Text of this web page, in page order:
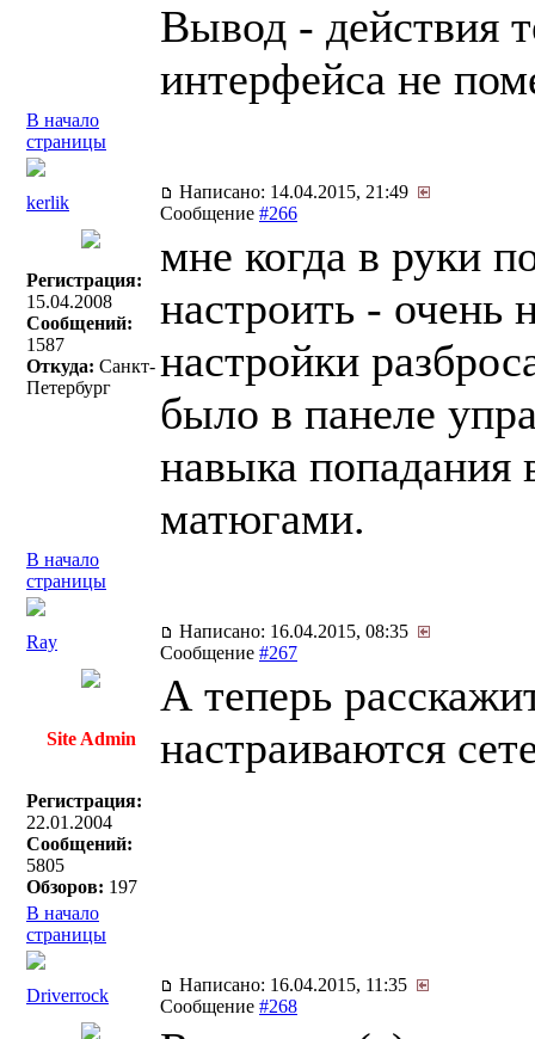
Вывод - действия
интерфейса не
В начало
страницы
kerlik
Написано: 14.04.2015, 21:49
Сообщение #266
Регистрация:
15.04.2008
Сообщений:
1587
Откуда: Санкт-
Петербург
мне когда в руки
настроить - очень
настройки
было в панеле
навыка попадания
матюгами.
В начало
страницы
Ray
Написано: 16.04.2015, 08:35
Сообщение #267
Site Admin
Регистрация:
22.01.2004
Сообщений:
5805
Обзоров: 197
А теперь
настраиваются
В начало
страницы
Driverrock
Написано: 16.04.2015, 11:35
Сообщение #268